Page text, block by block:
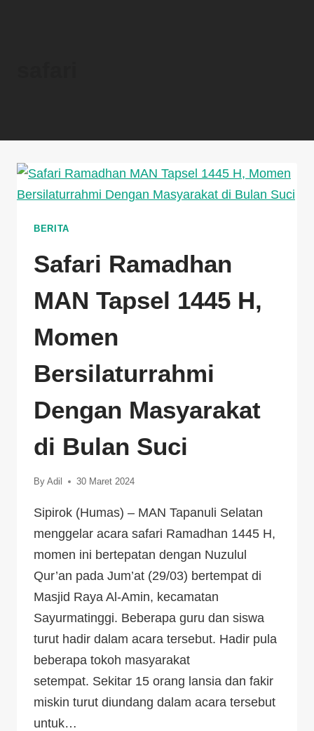
BERITA
Safari Ramadhan
MAN Tapsel 1445 H,
Momen
Bersilaturrahmi
Dengan Masyarakat
di Bulan Suci
By Adil 30 Maret 2024
Sipirok (Humas) – MAN Tapanuli Selatan
menggelar acara safari Ramadhan 1445 H,
momen ini bertepatan dengan Nuzulul
Qur’an pada Jum’at (29/03) bertempat di
Masjid Raya Al-Amin, kecamatan
Sayurmatinggi. Beberapa guru dan siswa
turut hadir dalam acara tersebut. Hadir pula
beberapa tokoh masyarakat
setempat. Sekitar 15 orang lansia dan fakir
miskin turut diundang dalam acara tersebut
untuk…